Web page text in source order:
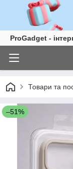
ProGadget -
Товари та
–51%